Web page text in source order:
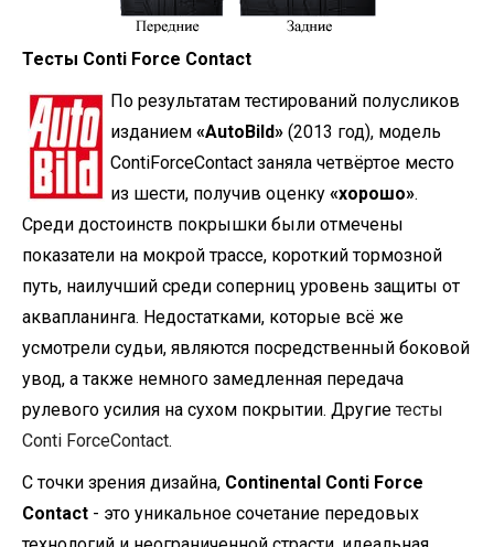
Тесты Conti Force Contact
По результатам тестирований полусликов
изданием «AutoBild» (2013 год), модель
ContiForceContact заняла четвёртое место
из шести, получив оценку «хорошо».
Среди достоинств покрышки были отмечены
показатели на мокрой трассе, короткий тормозной
путь, наилучший среди соперниц уровень защиты от
аквапланинга. Недостатками, которые всё же
усмотрели судьи, являются посредственный боковой
увод, а также немного замедленная передача
рулевого усилия на сухом покрытии. Другие тесты
Conti ForceContact.
С точки зрения дизайна, Continental Conti Force
Contact - это уникальное сочетание передовых